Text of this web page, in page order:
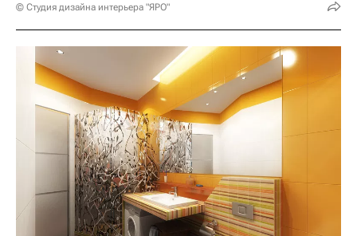
© Студия дизайна интерьера "ЯРО"